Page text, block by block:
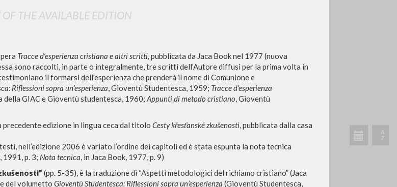
OF THE AVAILABLE EDITION
Tracce d’esperienza cristiana e altri scritti, pubblicata da Jaca Book nel 1977 (nuova
sono raccolti, in parte o integralmente, tre scritti dell’Autore diffusi per la prima volta in
il formarsi dell’esperienza che prenderà il nome di Comunione e
Riflessioni sopra un’esperienza,Gioventù Studentesca, 1959; Tracce d’esperienza
della GIAC e Gioventù studentesca, 1960; Appunti di metodo cristiano, Gioventù
precedente edizione in lingua ceca dal titolo Cesty křesťanské zkušenosti, pubblicata dalla casa
nell’edizione 2006 è variato l’ordine dei capitoli ed è stata espunta la nota tecnica
1991, p. 3; Nota tecnica, in Jaca Book, 1977, p. 9)
(pp. 5-35), è la traduzione di “Aspetti metodologici del richiamo cristiano” (Jaca
del volumetto Gioventù Studentesca: Riflessioni sopra un’esperienza (Gioventù Studentesca,